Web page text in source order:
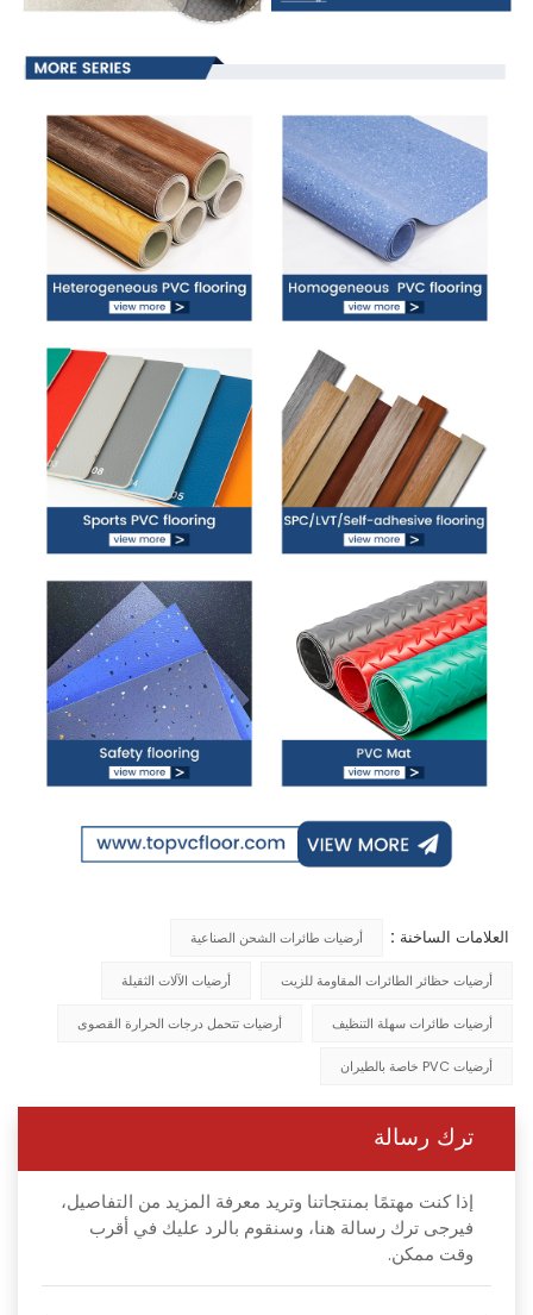
العلامات الساخنة : أرضيات طائرات الشحن الصناعية
أرضيات حظائر الطائرات المقاومة للزيت أرضيات الآلات الثقيلة
أرضيات طائرات سهلة التنظيف أرضيات تتحمل درجات الحرارة القصوى
أرضيات PVC خاصة بالطيران
ترك رسالة
إذا كنت مهتمًا بمنتجاتنا وتريد معرفة المزيد من التفاصيل،
فيرجى ترك رسالة هنا، وسنقوم بالرد عليك في أقرب
وقت ممكن.